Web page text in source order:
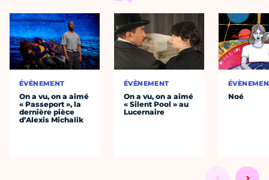
ÉVÈNEMENT
On a vu, on a aimé
« Passeport », la
dernière pièce
d’Alexis Michalik
ÉVÈNEMENT
On a vu, on a aimé
« Silent Pool » au
Lucernaire
Noé